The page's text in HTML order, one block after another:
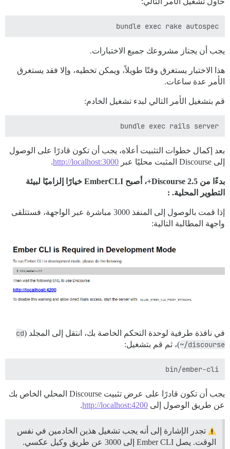
bundle exec rake autospec
يجب أن يجتاز مشروعك جميع الاختبارات.
هذا الاختبار يستغرق وقتًا طويلاً، ويمكن تخطيه، وإلا فقد يستغرق
الأمر عدة ساعات.
قم بتشغيل الأمر التالي لبدء تشغيل الخادم:
bundle exec rails server
بعد إكمال خطوات التثبيت أعلاه، يجب أن تكون قادرًا على الوصول
إلى Discourse المثبت محليًا عبر
http://localhost:3000
.
بدءًا من Discourse 2.5+، أصبح EmberCLI خيارًا إلزاميًا لبيئة
التطوير المحلية. :
إذا قمت بالوصول إلى المنفذ 3000 مباشرة عبر الواجهة، فستتلقى
واجهة المطالبة التالية:
في نافذة طرفية لوحدة التحكم الخاصة بك، انتقل إلى المجلد (cd
~/discourse)، ثم قم بتشغيل:
bin/ember-cli
يجب أن تكون قادرًا على عرض تثبيت Discourse المحلي الخاص بك
عن طريق الوصول إلى http://localhost:4200
.
تجدر الإشارة إلى أنه يجب تشغيل هذين الخادمين في نفس
الوقت. يصل Ember CLI إلى 3000 عن طريق وكيل عكسي.